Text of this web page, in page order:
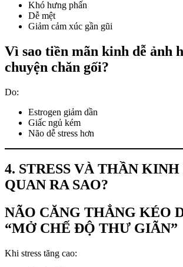
Khó hưng phấn
Dễ mệt
Giảm cảm xúc gần gũi
Vì sao tiền mãn kinh dễ ảnh
chuyện chăn gối?
Do:
Estrogen giảm dần
Giấc ngủ kém
Não dễ stress hơn
4. STRESS VÀ THẦN
QUAN RA SAO?
NÃO CĂNG THẲNG KÉO
“MỞ CHẾ ĐỘ THƯ GIÃN”
Khi stress tăng cao: